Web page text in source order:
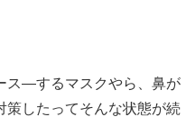
ス―するマスクやら、鼻が
策したってそんな状態が続